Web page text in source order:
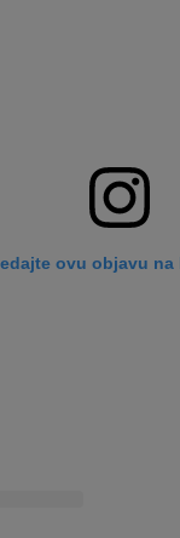
ovu objavu na